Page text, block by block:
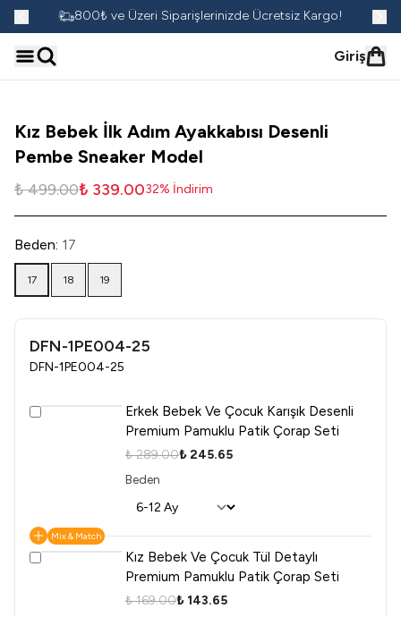
800₺ ve Üzeri Siparişlerinizde Ücretsiz Kargo!
Giriş
Kız Bebek İlk Adım Ayakkabısı Desenli
Pembe Sneaker Model
₺ 499.00₺ 339.0032% İndirim
Beden: 17
17 18 19
DFN-1PE004-25
DFN-1PE004-25
Erkek Bebek Ve Çocuk Karışık Desenli
Premium Pamuklu Patik Çorap Seti
₺ 289.00₺ 245.65
Beden
Mix & Match
Kız Bebek Ve Çocuk Tül Detaylı
Premium Pamuklu Patik Çorap Seti
₺ 169.00₺ 143.65